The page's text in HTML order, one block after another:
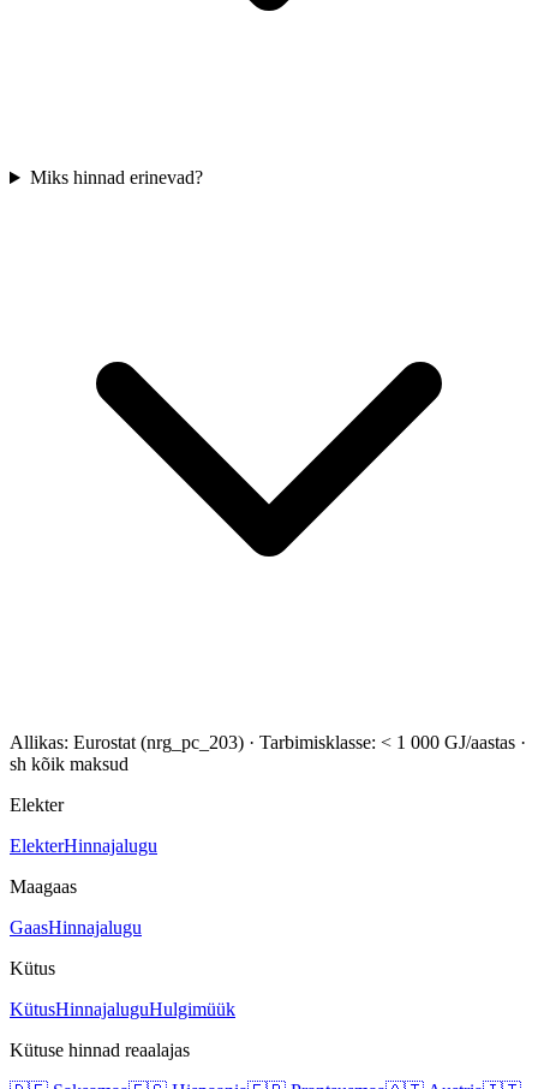
Miks hinnad erinevad?
Allikas: Eurostat (nrg_pc_203) · Tarbimisklasse: < 1 000 GJ/aastas ·
sh kõik maksud
Elekter
ElekterHinnajalugu
Maagaas
GaasHinnajalugu
Kütus
KütusHinnajaluguHulgimüük
Kütuse hinnad reaalajas